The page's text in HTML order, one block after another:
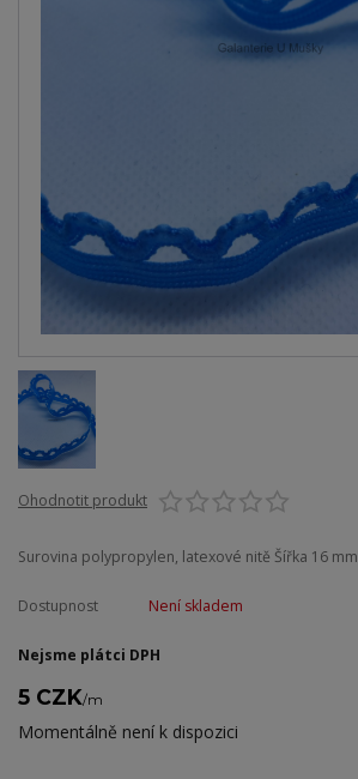
Ohodnotit produkt
Surovina polypropylen, latexové nitě Šířka 16 mm
Dostupnost Není skladem
Nejsme plátci DPH
5 CZK/m
Momentálně není k dispozici